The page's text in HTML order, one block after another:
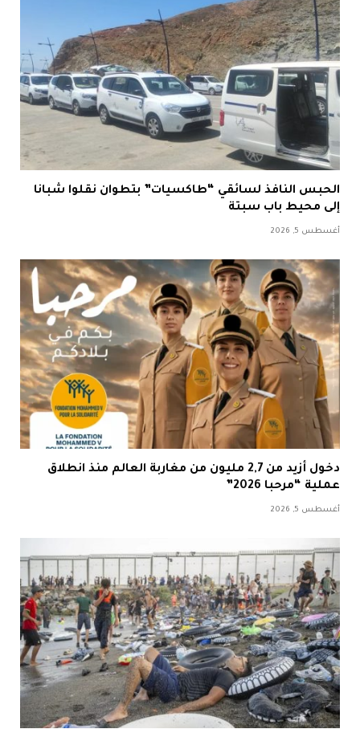
الحبس النافذ لسائقي “طاكسيات” بتطوان نقلوا شبانا
إلى محيط باب سبتة
أغسطس 5, 2026
دخول أزيد من 2,7 مليون من مغاربة العالم منذ انطلاق
عملية “مرحبا 2026”
أغسطس 5, 2026